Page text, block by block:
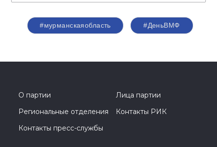
#мурманскаяобласть #ДеньВМФ
О партии
Лица партии
Региональные отделения
Контакты РИК
Контакты пресс-службы